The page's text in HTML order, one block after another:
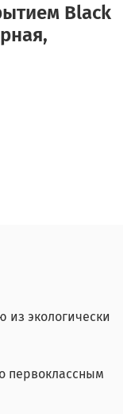
Black
из экологически
первоклассным